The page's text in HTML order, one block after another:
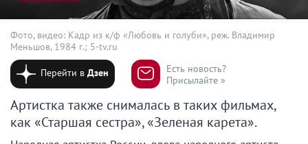
Фото, видео: Кадр из к/ф «Любовь и голуби», реж. Владимир
Меньшов, 1984 г.; 5-tv.ru
Перейти вДзен
Есть новость?
Присылайте »
Артистка также снималась в таких фильмах,
как «Старшая сестра», «Зеленая карета».